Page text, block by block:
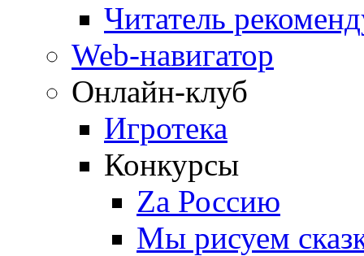
Читатель
Web-навигатор
Онлайн-клуб
Игротека
Конкурсы
Zа Россию
Мы рисуем